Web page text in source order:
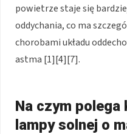
powietrze staje się
oddychania, co ma
chorobami układu
astma [1][4][7].
Na czym polega
lampy solnej o